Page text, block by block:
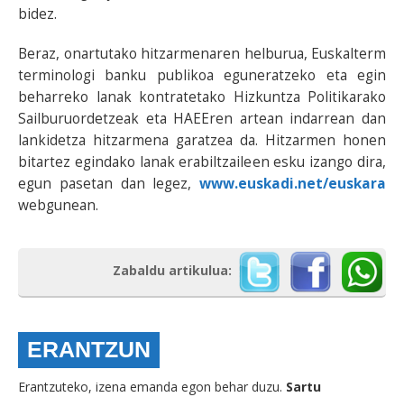
bidez.
Beraz, onartutako hitzarmenaren helburua, Euskalterm
terminologi banku publikoa eguneratzeko eta egin
beharreko lanak kontratetako Hizkuntza Politikarako
Sailburuordetzeak eta HAEEren artean indarrean dan
lankidetza hitzarmena garatzea da. Hitzarmen honen
bitartez egindako lanak erabiltzaileen esku izango dira,
egun pasetan dan legez, www.euskadi.net/euskara
webgunean.
Zabaldu artikulua:
ERANTZUN
Erantzuteko, izena emanda egon behar duzu. Sartu